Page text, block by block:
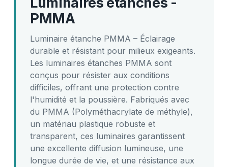
PMMA
Luminaire étanche PMMA – Éclairage
durable et résistant pour milieux exigeants.
Les luminaires étanches PMMA sont
conçus pour résister aux conditions
difficiles, offrant une protection contre
l'humidité et la poussière. Fabriqués avec
du PMMA (Polyméthacrylate de méthyle),
un matériau plastique robuste et
transparent, ces luminaires garantissent
une excellente diffusion lumineuse, une
longue durée de vie, et une résistance aux